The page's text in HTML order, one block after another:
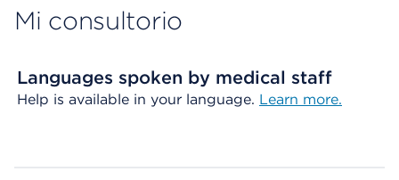
Mi consultorio
Languages spoken by medical staff
Help is available in your language. Learn more.